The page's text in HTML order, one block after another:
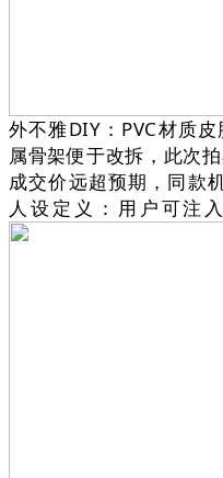
外不雅DIY：PVC材质
属骨架便于改拆，此次
成交价远超预期，同款
人设定义️：用户可注